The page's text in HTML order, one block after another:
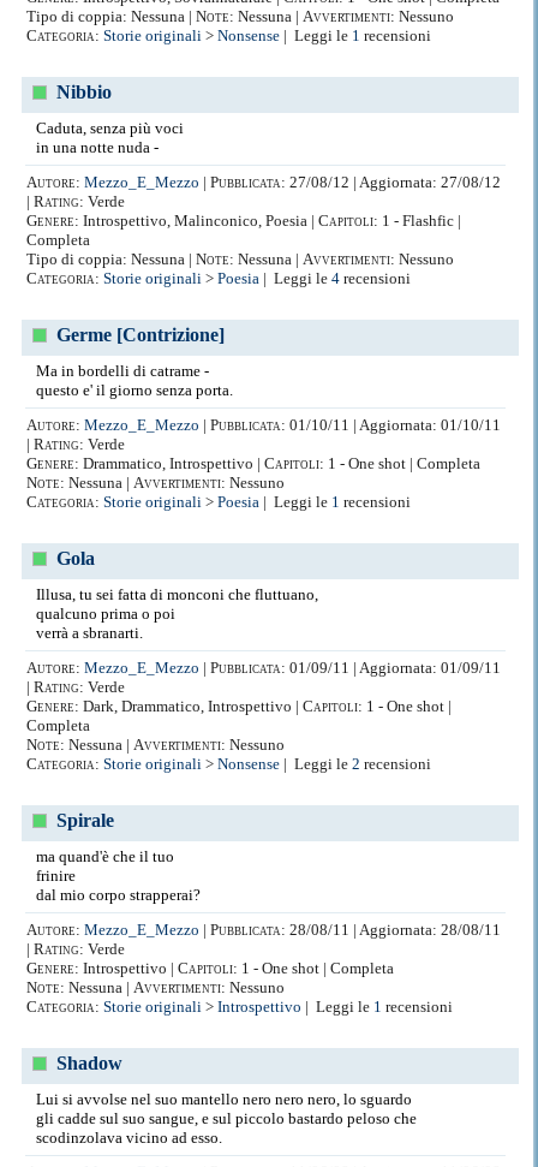
Tipo di coppia: Nessuna | Note: Nessuna | Avvertimenti: Nessuno
Categoria: Storie originali > Nonsense | Leggi le 1 recensioni
Nibbio
Caduta, senza più voci
in una notte nuda -
Autore: Mezzo_E_Mezzo | Pubblicata: 27/08/12 | Aggiornata: 27/08/12
| Rating: Verde
Genere: Introspettivo, Malinconico, Poesia | Capitoli: 1 - Flashfic |
Completa
Tipo di coppia: Nessuna | Note: Nessuna | Avvertimenti: Nessuno
Categoria: Storie originali > Poesia | Leggi le 4 recensioni
Germe [Contrizione]
Ma in bordelli di catrame -
questo e' il giorno senza porta.
Autore: Mezzo_E_Mezzo | Pubblicata: 01/10/11 | Aggiornata: 01/10/11
| Rating: Verde
Genere: Drammatico, Introspettivo | Capitoli: 1 - One shot | Completa
Note: Nessuna | Avvertimenti: Nessuno
Categoria: Storie originali > Poesia | Leggi le 1 recensioni
Gola
Illusa, tu sei fatta di monconi che fluttuano,
qualcuno prima o poi
verrà a sbranarti.
Autore: Mezzo_E_Mezzo | Pubblicata: 01/09/11 | Aggiornata: 01/09/11
| Rating: Verde
Genere: Dark, Drammatico, Introspettivo | Capitoli: 1 - One shot |
Completa
Note: Nessuna | Avvertimenti: Nessuno
Categoria: Storie originali > Nonsense | Leggi le 2 recensioni
Spirale
ma quand'è che il tuo
frinire
dal mio corpo strapperai?
Autore: Mezzo_E_Mezzo | Pubblicata: 28/08/11 | Aggiornata: 28/08/11
| Rating: Verde
Genere: Introspettivo | Capitoli: 1 - One shot | Completa
Note: Nessuna | Avvertimenti: Nessuno
Categoria: Storie originali > Introspettivo | Leggi le 1 recensioni
Shadow
Lui si avvolse nel suo mantello nero nero nero, lo sguardo
gli cadde sul suo sangue, e sul piccolo bastardo peloso che
scodinzolava vicino ad esso.